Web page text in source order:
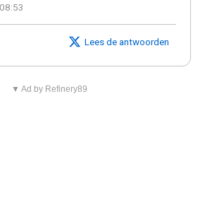
Lees de antwoorden
▼ Ad by Refinery89